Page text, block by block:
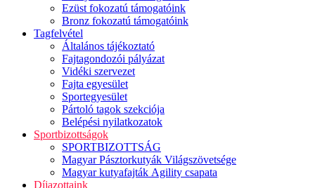
Ezüst fokozatú támogatóink
Bronz fokozatú támogatóink
Tagfelvétel
Általános tájékoztató
Fajtagondozói pályázat
Vidéki szervezet
Fajta egyesület
Sportegyesület
Pártoló tagok szekciója
Belépési nyilatkozatok
Sportbizottságok
SPORTBIZOTTSÁG
Magyar Pásztorkutyák Világszövetsége
Magyar kutyafajták Agility csapata
Díjazottaink